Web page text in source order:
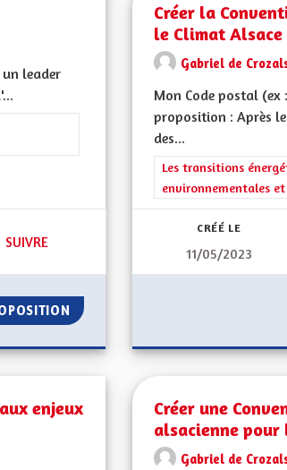
un leader
énergétiques, écologiques,
51 ABONNÉS
SUIVRE
FILIÈRE D'HYDROGÈNE VERT
Créer la
le Climat Alsace
Gabriel de
Mon Code postal
proposition : Après
des...
Filtrer les résultats
Les transitions
environnementales
CRÉÉ LE
11/05/2023
enjeux
Créer une
alsacienne
Gabriel de